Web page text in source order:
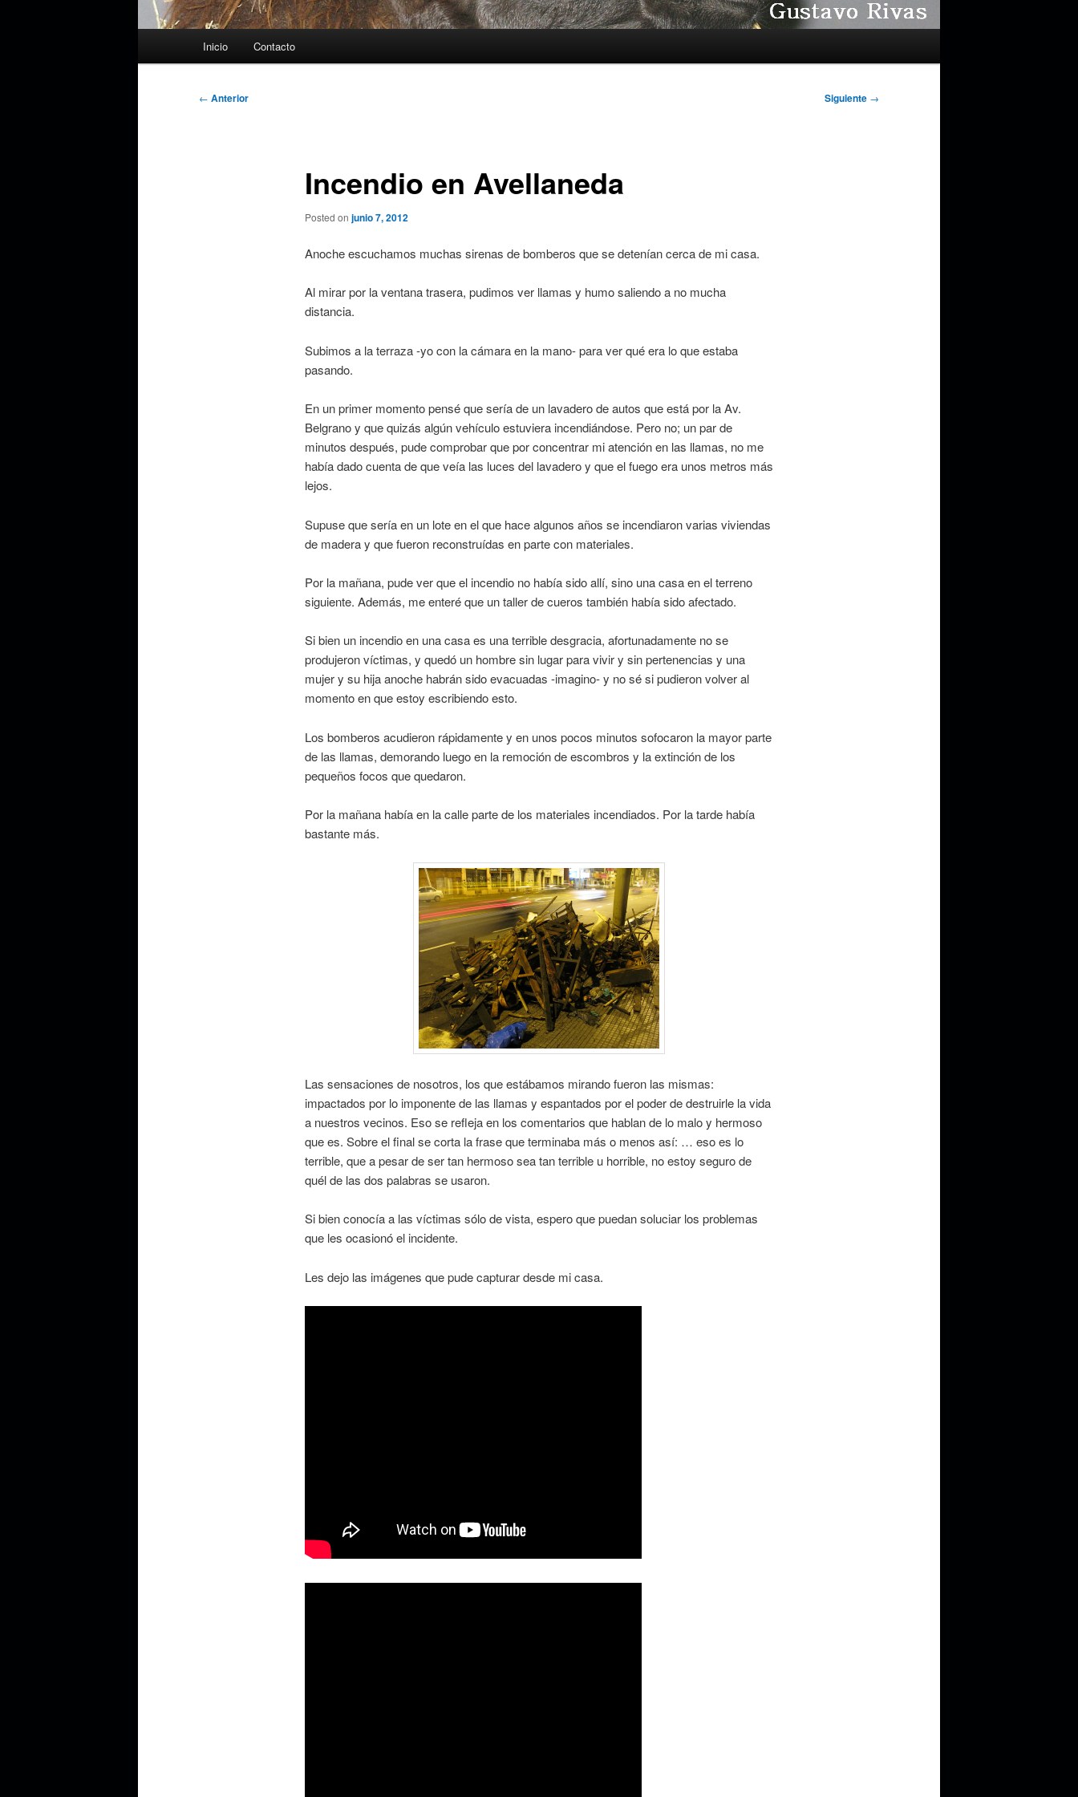
Inicio Contacto
Navegación
← Anterior Siguiente →
Incendio en Avellaneda
Posted on junio 7, 2012
Anoche escuchamos muchas sirenas de bomberos que se detenían cerca de mi casa.
Al mirar por la ventana trasera, pudimos ver llamas y humo saliendo a no mucha
distancia.
Subimos a la terraza -yo con la cámara en la mano- para ver qué era lo que estaba
pasando.
En un primer momento pensé que sería de un lavadero de autos que está por la Av.
Belgrano y que quizás algún vehículo estuviera incendiándose. Pero no; un par de
minutos después, pude comprobar que por concentrar mi atención en las llamas, no me
había dado cuenta de que veía las luces del lavadero y que el fuego era unos metros más
lejos.
Supuse que sería en un lote en el que hace algunos años se incendiaron varias viviendas
de madera y que fueron reconstruídas en parte con materiales.
Por la mañana, pude ver que el incendio no había sido allí, sino una casa en el terreno
siguiente. Además, me enteré que un taller de cueros también había sido afectado.
Si bien un incendio en una casa es una terrible desgracia, afortunadamente no se
produjeron víctimas, y quedó un hombre sin lugar para vivir y sin pertenencias y una
mujer y su hija anoche habrán sido evacuadas -imagino- y no sé si pudieron volver al
momento en que estoy escribiendo esto.
Los bomberos acudieron rápidamente y en unos pocos minutos sofocaron la mayor parte
de las llamas, demorando luego en la remoción de escombros y la extinción de los
pequeños focos que quedaron.
Por la mañana había en la calle parte de los materiales incendiados. Por la tarde había
bastante más.
Las sensaciones de nosotros, los que estábamos mirando fueron las mismas:
impactados por lo imponente de las llamas y espantados por el poder de destruirle la vida
a nuestros vecinos. Eso se refleja en los comentarios que hablan de lo malo y hermoso
que es. Sobre el final se corta la frase que terminaba más o menos así: … eso es lo
terrible, que a pesar de ser tan hermoso sea tan terrible u horrible, no estoy seguro de
quél de las dos palabras se usaron.
Si bien conocía a las víctimas sólo de vista, espero que puedan soluciar los problemas
que les ocasionó el incidente.
Les dejo las imágenes que pude capturar desde mi casa.